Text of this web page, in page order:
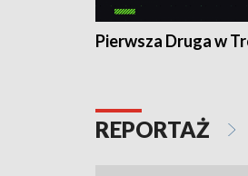
Pierwsza Druga w
REPORTAŻ